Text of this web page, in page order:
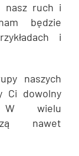
nasz ruch i
będzie
i
naszych
Ci dowolny
W wielu
nawet